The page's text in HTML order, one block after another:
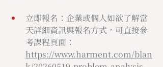
立即報名：企業或個人如欲了解當
天詳細資訊與報名方式，可直接參
考課程頁面：
https://www.harment.com/blan